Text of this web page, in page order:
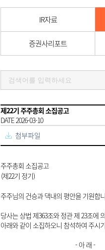
IR자료
증권사리포트
제22기 주주총회 소집공고
DATE 2026-03-10
첨부파일
주주총회 소집공고
(제22기 정기)
주주님의 건승과 댁내의 평안을 기원합
당사는 상법 제363조와 정관 제 23조에
아래와 같이 소집하오니 참석하여 주시
- 아 래 -